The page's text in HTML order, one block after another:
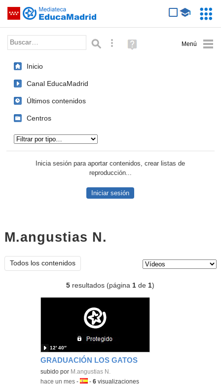
Saltar navegación
Palabra o frase: Búsqueda avanzada
Ayuda
(en
Inicio
Canal EducaMadrid
Últimos contenidos
Centros
Inicia sesión para aportar contenidos, crear listas de
reproducción...
Iniciar sesión
M.angustias N.
Todos los contenidos
5 resultados (página1 de1)
GRADUACIÓN LOS GATOS
subido por M.angustias N.
12′ 40″
-hace un mes -Idioma:
-6 visualizaciones